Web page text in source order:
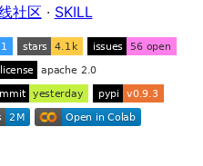
社区 · SKILL